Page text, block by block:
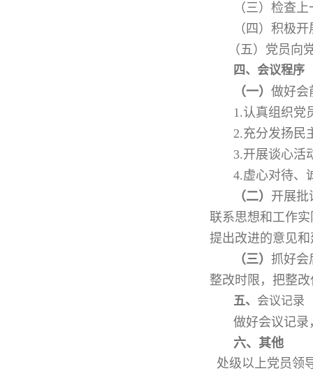
（三）检查
（四）积极
（五）党员向
四、会议程序
（一） 做好会
1.认真组织党
2.充分发扬民
3.开展谈心活
4.虚心对待、
（二） 开展批
联系思想和工作
提出改进的意见
（三） 抓好会
整改时限，把整
五、 会议记录
做好会议记录
六、其他
处级以上党员领